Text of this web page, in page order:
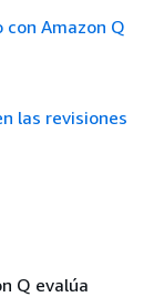
Amazon Q
las revisiones
Q evalúa